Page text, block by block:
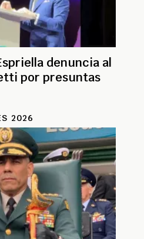
denuncia al
por presuntas
2026